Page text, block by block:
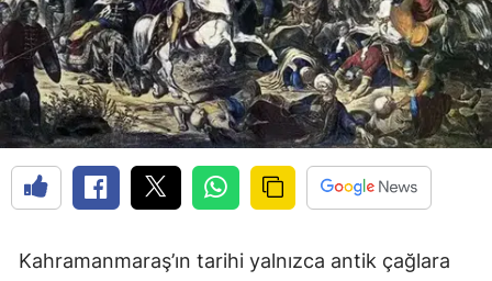
Kahramanmaraş’ın tarihi yalnızca antik çağlara